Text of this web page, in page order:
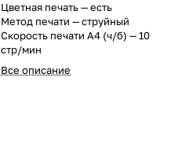
Цветная печать — есть
Метод печати — струйный
Скорость печати A4 (ч/б) — 10
стр/мин
Все описание